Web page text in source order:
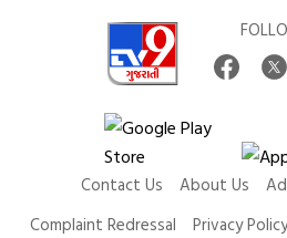
Contact Us About Us
Complaint Redressal
Privacy Policy